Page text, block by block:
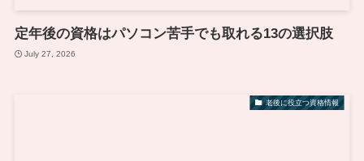
定年後の資格はパソコン苦手でも取れる13の選択肢
July 27, 2026
老後に役立つ資格情報